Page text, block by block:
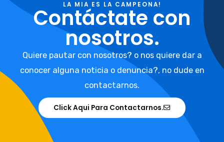
LA MIA ES LA CAMPEONA!
Contáctate con
nosotros.
Quiere pautar con nosotros? o nos quiere dar a
conocer alguna noticia o denuncia?, no dude en
contactarnos.
Click Aqui Para Contactarnos.